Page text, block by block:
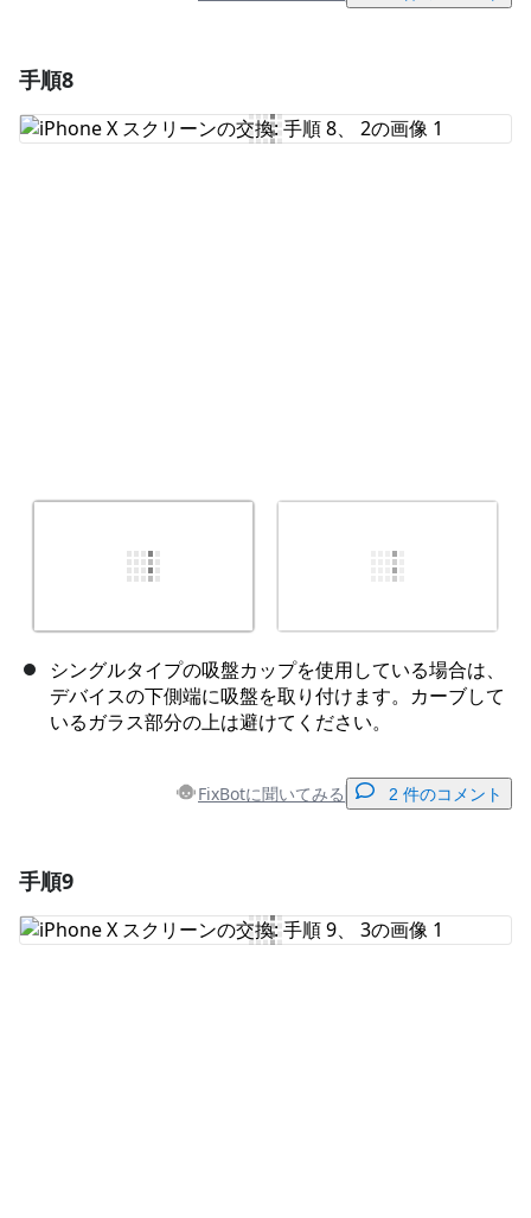
コメントを追加
手順8
シングルタイプの吸盤カップを使用している場合は、
デバイスの下側端に吸盤を取り付けます。カーブして
いるガラス部分の上は避けてください。
FixBotに聞いてみる 2 件のコメント
コメントを追加
手順9